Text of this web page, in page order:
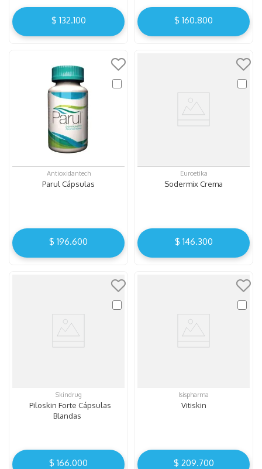
$ 132.100 $ 160.800
Antioxidantech
Parul Cápsulas
$ 196.600
Euroetika
Sodermix Crema
$ 146.300
Skindrug
Piloskin Forte Cápsulas
Blandas
$ 166.000
Isispharma
Vitiskin
$ 209.700